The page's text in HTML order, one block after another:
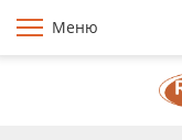
Меню